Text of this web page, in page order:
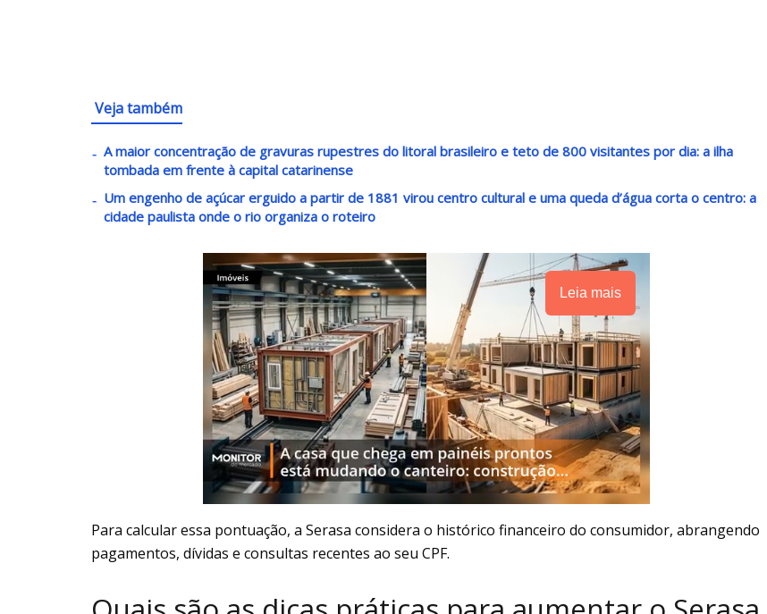
Veja também
A maior concentração de gravuras rupestres do litoral brasileiro e teto de 800 visitantes por dia: a ilha
tombada em frente à capital catarinense
Um engenho de açúcar erguido a partir de 1881 virou centro cultural e uma queda d’água corta o centro: a
cidade paulista onde o rio organiza o roteiro
Leia mais
Para calcular essa pontuação, a Serasa considera o histórico financeiro do consumidor, abrangendo
pagamentos, dívidas e consultas recentes ao seu CPF.